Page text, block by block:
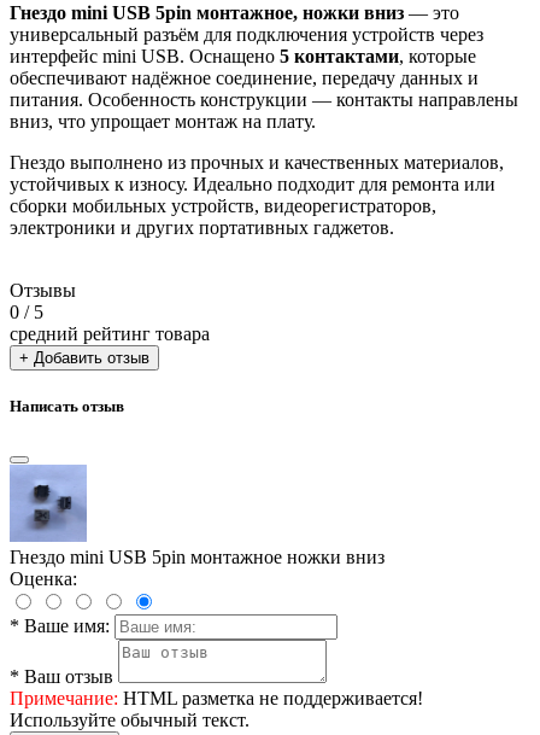
Гнездо mini USB 5pin монтажное, ножки вниз — это
универсальный разъём для подключения устройств через
интерфейс mini USB. Оснащено 5 контактами, которые
обеспечивают надёжное соединение, передачу данных и
питания. Особенность конструкции — контакты направлены
вниз, что упрощает монтаж на плату.
Гнездо выполнено из прочных и качественных материалов,
устойчивых к износу. Идеально подходит для ремонта или
сборки мобильных устройств, видеорегистраторов,
электроники и других портативных гаджетов.
Отзывы
0 / 5
средний рейтинг товара
+ Добавить отзыв
Написать отзыв
Гнездо mini USB 5pin монтажное ножки вниз
Оценка:
* Ваше имя:
* Ваш отзыв
Примечание: HTML разметка не поддерживается!
Используйте обычный текст.